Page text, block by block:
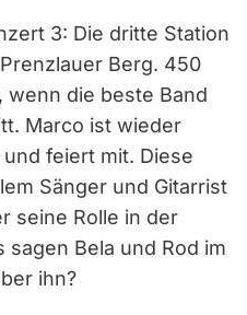
3: Die dritte Station
Berg. 450
wenn die beste Band
Marco ist wieder
feiert mit. Diese
Sänger und Gitarrist
seine Rolle in der
sagen Bela und Rod im
ihn?